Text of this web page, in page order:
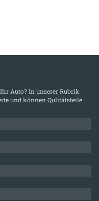
Auto? In unserer Rubrik
und können Qulitätsteile